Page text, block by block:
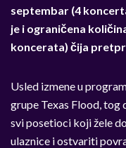
septembar (4
je i ograničena
koncerata) čija
Usled izmene u
grupe Texas Flood, tog
svi posetioci koji žele
ulaznice i ostvariti